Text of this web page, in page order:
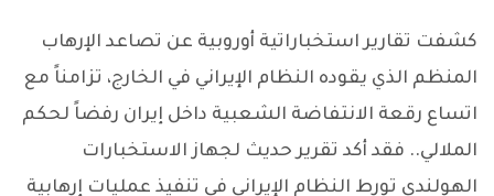
كشفت تقارير استخباراتية أوروبية عن تصاعد الإرهاب
المنظم الذي يقوده النظام الإيراني في الخارج، تزامناً مع
اتساع رقعة الانتفاضة الشعبية داخل إيران رفضاً لحكم
الملالي.. فقد أكد تقرير حديث لجهاز الاستخبارات
الهولندي تورط النظام الإيراني في تنفيذ عمليات إرهابية